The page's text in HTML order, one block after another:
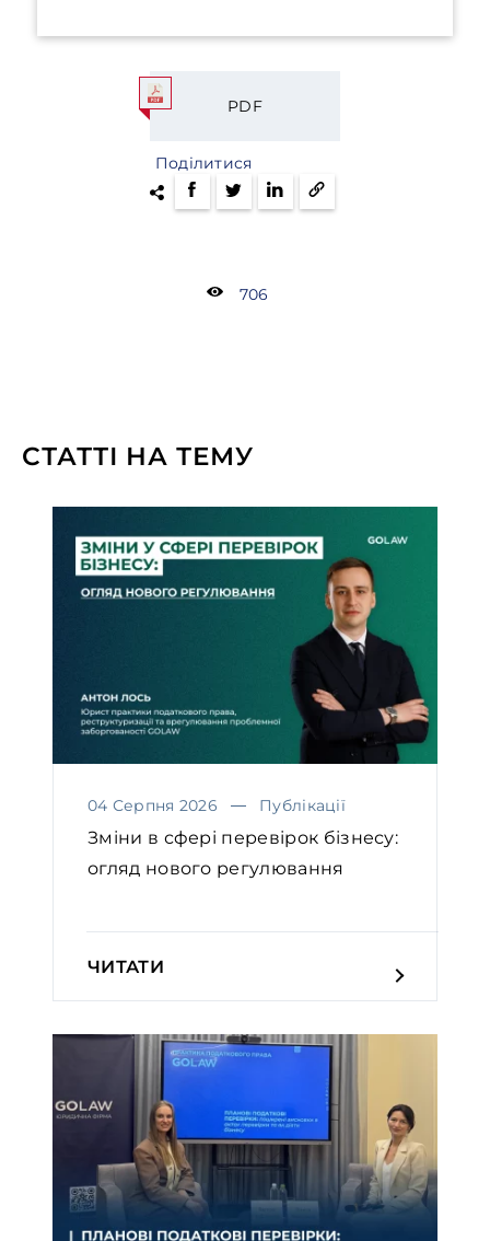
PDF
Поділитися
706
СТАТТІ НА ТЕМУ
04 Серпня 2026 Публікації
Зміни в сфері перевірок бізнесу:
огляд нового регулювання
ЧИТАТИ